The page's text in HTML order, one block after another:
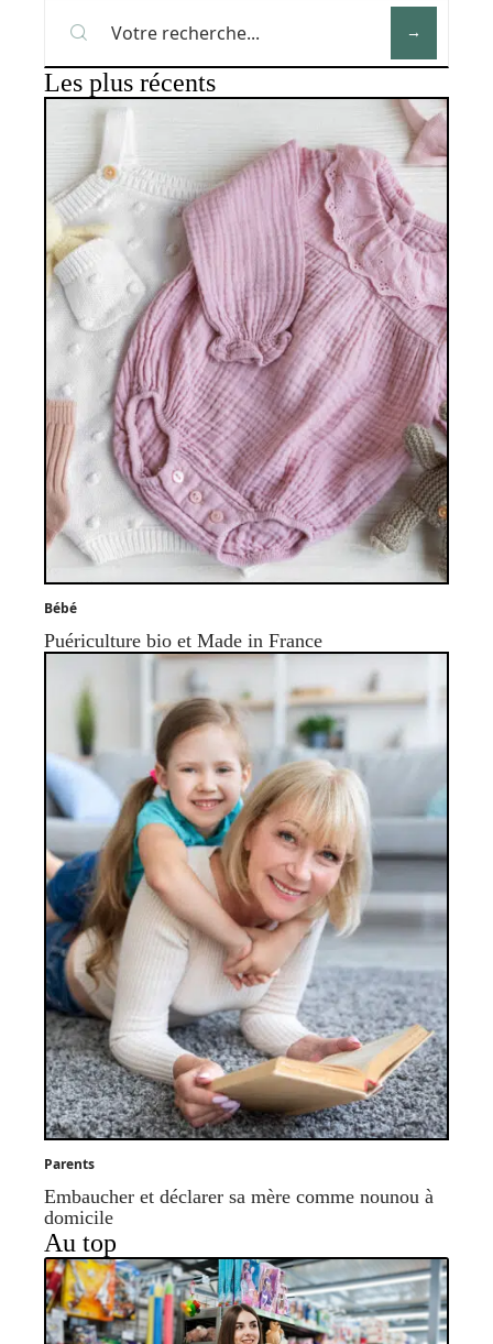
Les plus récents
Bébé
Puériculture bio et Made in France
Parents
Embaucher et déclarer sa mère comme nounou à
domicile
Au top